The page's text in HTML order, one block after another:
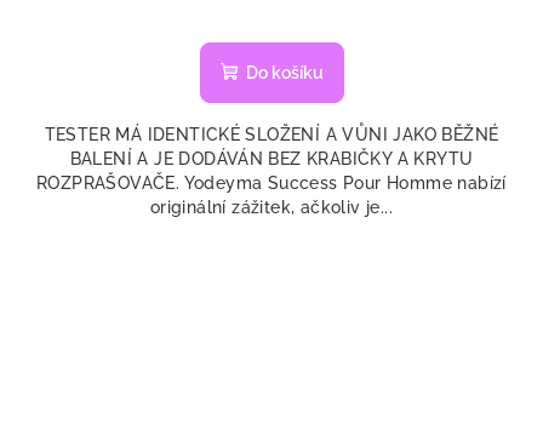
Do košíku
TESTER MÁ IDENTICKÉ SLOŽENÍ A VŮNI JAKO BĚŽNÉ
BALENÍ A JE DODÁVÁN BEZ KRABIČKY A KRYTU
ROZPRAŠOVAČE. Yodeyma Success Pour Homme nabízí
originální zážitek, ačkoliv je...